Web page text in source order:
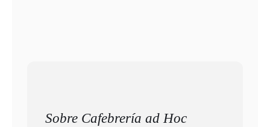
Sobre Cafebrería ad Hoc